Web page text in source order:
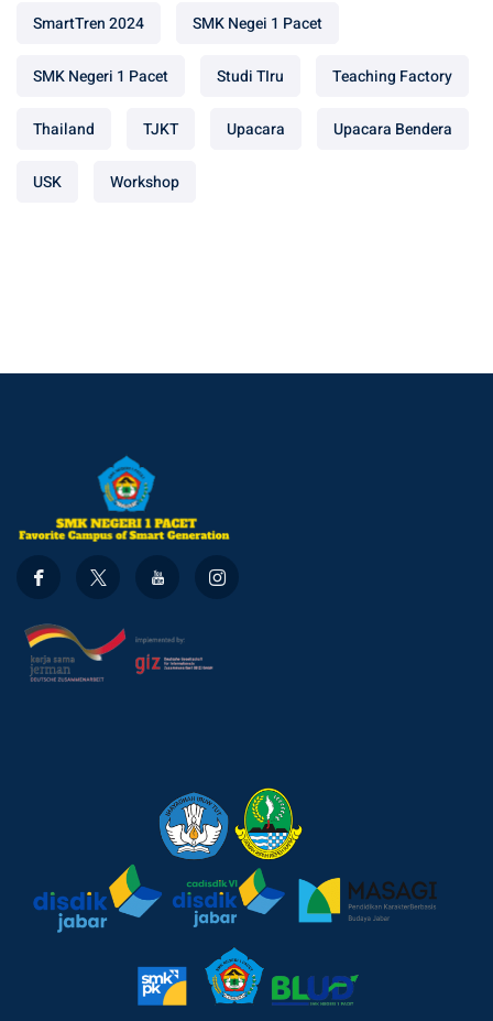
SmartTren 2024 SMK Negei 1 Pacet
SMK Negeri 1 Pacet Studi TIru Teaching Factory
Thailand TJKT Upacara Upacara Bendera
USK Workshop